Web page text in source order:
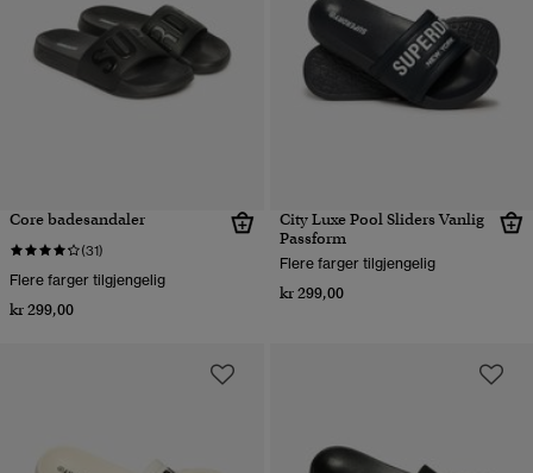
Core badesandaler
(31)
Flere farger tilgjengelig
kr 299,00
City Luxe Pool Sliders Vanlig
Passform
Flere farger tilgjengelig
kr 299,00